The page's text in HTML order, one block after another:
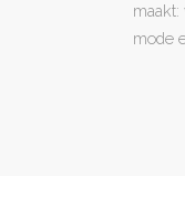
maakt:
mode